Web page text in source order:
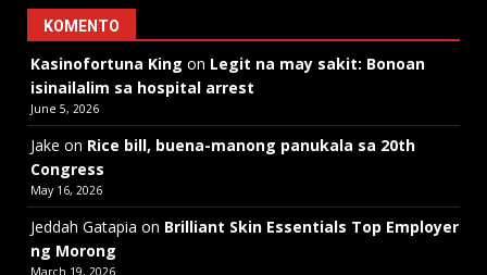
KOMENTO
Kasinofortuna King on Legit na may sakit: Bonoan
isinailalim sa hospital arrest
June 5, 2026
Jake on Rice bill, buena-manong panukala sa 20th
Congress
May 16, 2026
Jeddah Gatapia on Brilliant Skin Essentials Top Employer
ng Morong